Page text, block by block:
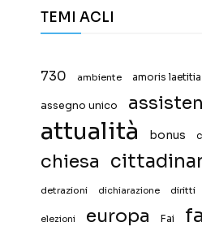
TEMI ACLI
730 ambiente amoris laetitia
assegno unico
attualità bonus
chiesa
detrazioni dichiarazione diritti
elezioni europa Fai